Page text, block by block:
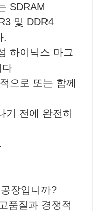
SDRAM
및 DDR4
.
하이닉스 마그
다
으로 또는 함께
기 전에 완전히
장입니까?
품질과 경쟁적